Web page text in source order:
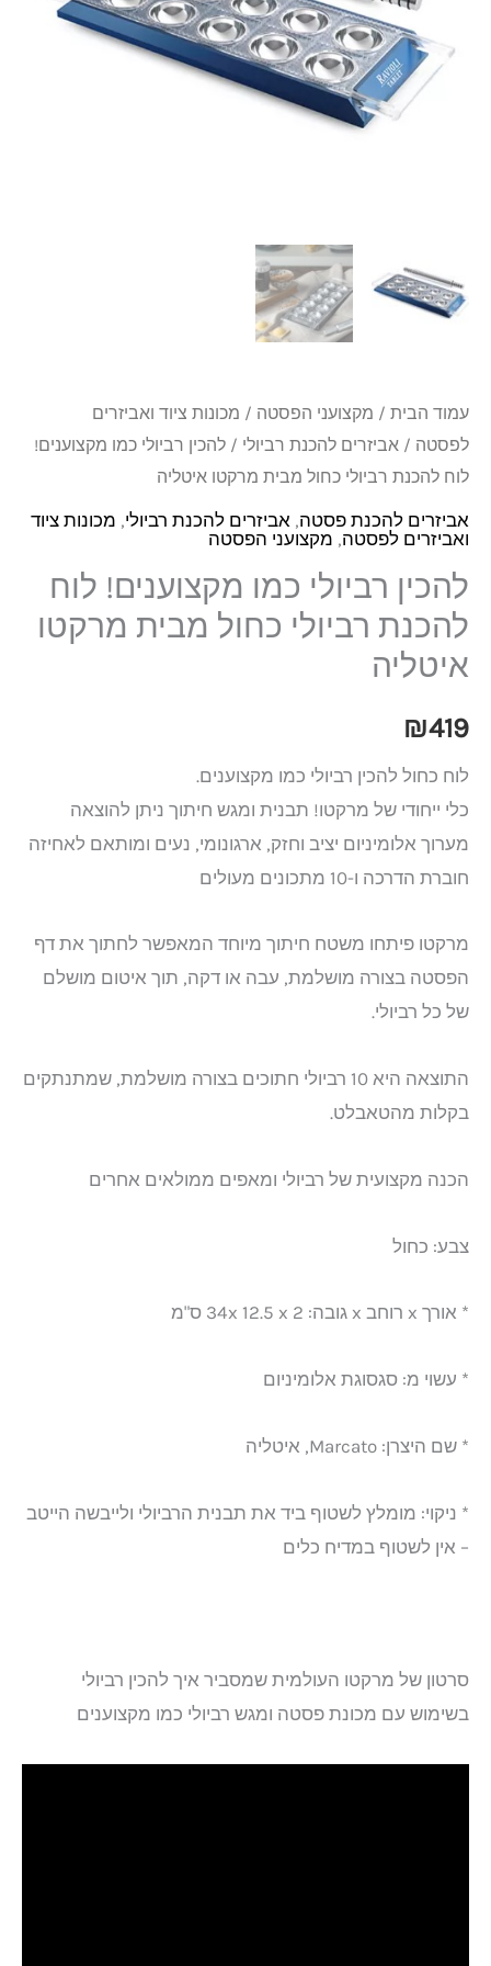
עמוד הבית / מקצועני הפסטה / מכונות ציוד ואביזרים
לפסטה / אביזרים להכנת רביולי / להכין רביולי כמו מקצוענים!
לוח להכנת רביולי כחול מבית מרקטו איטליה
אביזרים להכנת פסטה, אביזרים להכנת רביולי, מכונות ציוד
ואביזרים לפסטה, מקצועני הפסטה
להכין רביולי כמו מקצוענים! לוח
להכנת רביולי כחול מבית מרקטו
איטליה
₪419
לוח כחול להכין רביולי כמו מקצוענים.
כלי ייחודי של מרקטו! תבנית ומגש חיתוך ניתן להוצאה
מערוך אלומיניום יציב וחזק, ארגונומי, נעים ומותאם לאחיזה
חוברת הדרכה ו-10 מתכונים מעולים
מרקטו פיתחו משטח חיתוך מיוחד המאפשר לחתוך את דף
הפסטה בצורה מושלמת, עבה או דקה, תוך איטום מושלם
של כל רביולי.
התוצאה היא 10 רביולי חתוכים בצורה מושלמת, שמתנתקים
בקלות מהטאבלט.
הכנה מקצועית של רביולי ומאפים ממולאים אחרים
צבע: כחול
* אורך x רוחב x גובה: 2 34x 12.5 x ס"מ
* עשוי מ: סגסוגת אלומיניום
* שם היצרן: Marcato, איטליה
* ניקוי: מומלץ לשטוף ביד את תבנית הרביולי ולייבשה הייטב
– אין לשטוף במדיח כלים
סרטון של מרקטו העולמית שמסביר איך להכין רביולי
בשימוש עם מכונת פסטה ומגש רביולי כמו מקצוענים
מקצוענים!
לוח
להכנת